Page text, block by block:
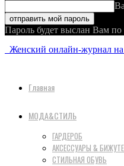
Пароль будет выслан Вам по
Женский онлайн-журнал
Главная
МОДА&СТИЛЬ
ГАРДЕРОБ
АКСЕССУАРЫ &
СТИЛЬНАЯ ОБУВЬ